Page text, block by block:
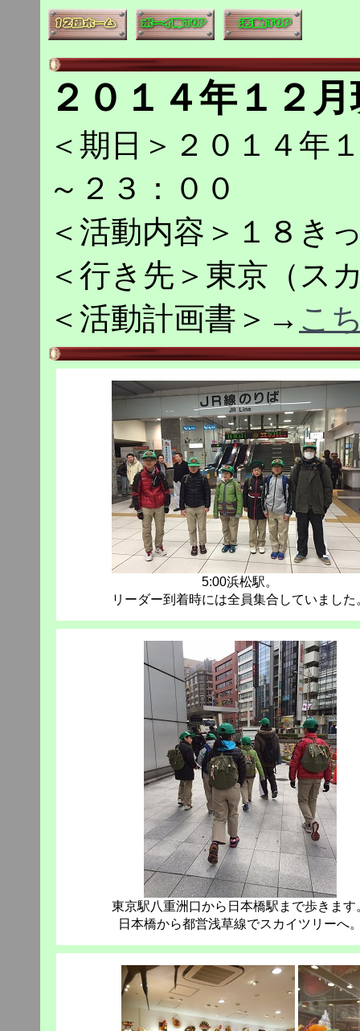
２０１４年１２
＜期日＞２０１４年
～２３：００
＜活動内容＞１８き
＜行き先＞東京（ス
＜活動計画書＞→ こ
5:00浜松駅。
リーダー到着時には全員集合していました
東京駅八重洲口から日本橋駅まで歩きます
日本橋から都営浅草線でスカイツリーへ